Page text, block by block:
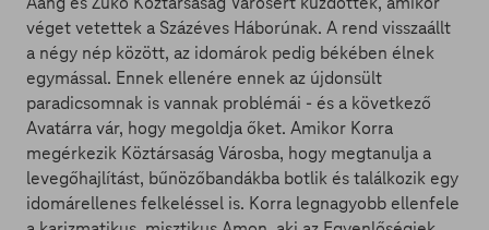
véget vetettek a Százéves Háborúnak. A rend visszaállt
a négy nép között, az idomárok pedig békében élnek
egymással. Ennek ellenére ennek az újdonsült
paradicsomnak is vannak problémái - és a következő
Avatárra vár, hogy megoldja őket. Amikor Korra
megérkezik Köztársaság Városba, hogy megtanulja a
levegőhajlítást, bűnözőbandákba botlik és találkozik egy
idomárellenes felkeléssel is. Korra legnagyobb ellenfele